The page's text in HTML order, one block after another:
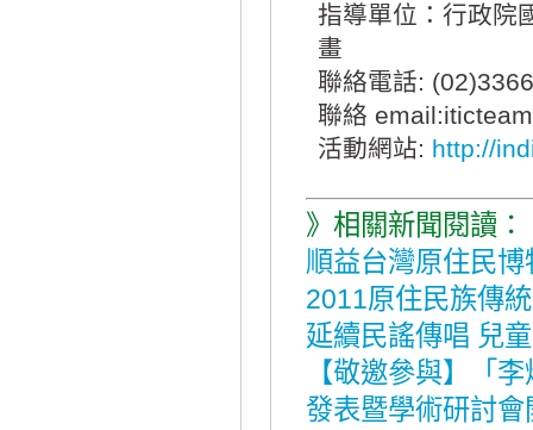
指導單位：行政院
畫
聯絡電話:
聯絡
活動網站: http://
》相關新聞閱讀：
順益台灣原住民
2011原住民族傳
延續民謠傳唱 兒
【敬邀參與】「
發表暨學術研討會